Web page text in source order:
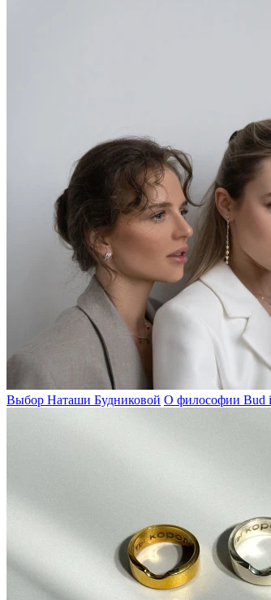
Выбор Наташи Будниковой О философии Bud